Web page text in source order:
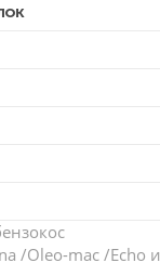
молотков
/Oleo-mac /Echo